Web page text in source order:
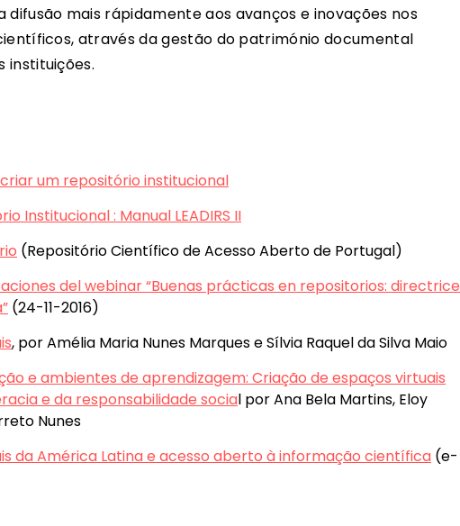
mais rápidamente aos avanços e inovações nos
através da gestão do património documental
instituições.
um repositório institucional
Institucional : Manual LEADIRS II
(Repositório Científico de Acesso Aberto de Portugal)
del webinar “Buenas prácticas en repositorios:
(24-11-2016)
, por Amélia Maria Nunes Marques e Sílvia Raquel da Silva Maio
e ambientes de aprendizagem: Criação de espaços virtuais
e da responsabilidade social por Ana Bela Martins, Eloy
Nunes
da América Latina e acesso aberto à informação científica (e-